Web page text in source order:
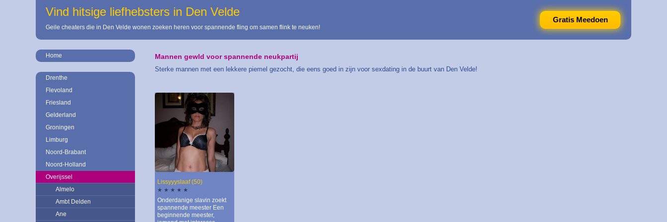
Gratis Meedoen
Vind hitsige liefhebsters in Den Velde
Geile cheaters die in Den Velde wonen zoeken heren voor spannende fling om samen flink te neuken!
Home
Drenthe
Flevoland
Friesland
Gelderland
Groningen
Limburg
Noord-Brabant
Noord-Holland
Overijssel
Almelo
Ambt Delden
Ane
Mannen gewld voor spannende neukpartij
Sterke mannen met een lekkere piemel gezocht, die eens goed in zijn voor sexdating in de buurt van Den Velde!
Lissyyyslaaf (50)
★ ★ ★ ★ ★
Onderdanige slavin zoekt
spannende meester Een
beginnende meester,